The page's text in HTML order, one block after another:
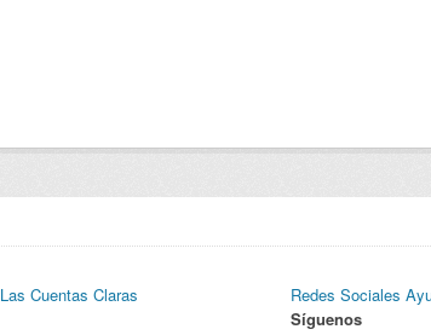
Las Cuentas Claras
Redes Sociales
Síguenos